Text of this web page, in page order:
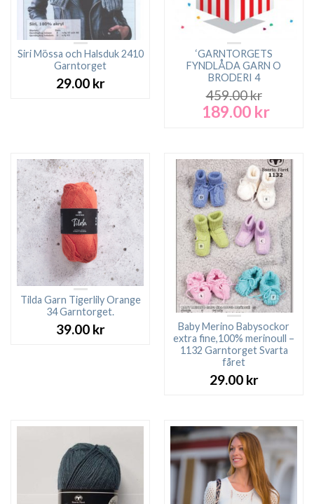
Siri Mössa och Halsduk 2410
Garntorget
29.00 kr
‘GARNTORGETS
FYNDLÅDA GARN O
BRODERI 4
459.00kr
Det
459.00 kr.
189.00 krDet
189.00
Tilda Garn Tigerlily Orange
34 Garntorget.
39.00 kr
Baby Merino Babysockor
extra fine,100% merinoull –
1132 Garntorget Svarta
fåret
29.00 kr